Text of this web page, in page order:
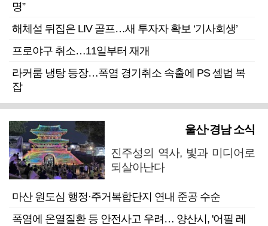
명”
해체설 뒤집은 LIV 골프…새 투자자 확보 ‘기사회생’
프로야구 취소…11일부터 재개
라커룸 냉탕 등장…폭염 경기취소 속출에 PS 셈법 복
잡
울산·경남 소식
진주성의 역사, 빛과 미디어로
되살아난다
마산 원도심 행정·주거복합단지 연내 준공 수순
폭염에 온열질환 등 안전사고 우려… 양산시, '어필 레